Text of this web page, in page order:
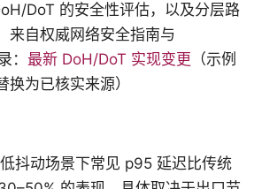
DoT 的安全性评估，以及分层路
来自权威网络安全指南与
： 最新 DoH/DoT 实现变更 （示例
换为已核实来源）
抖动场景下常见 p95 延迟比传统